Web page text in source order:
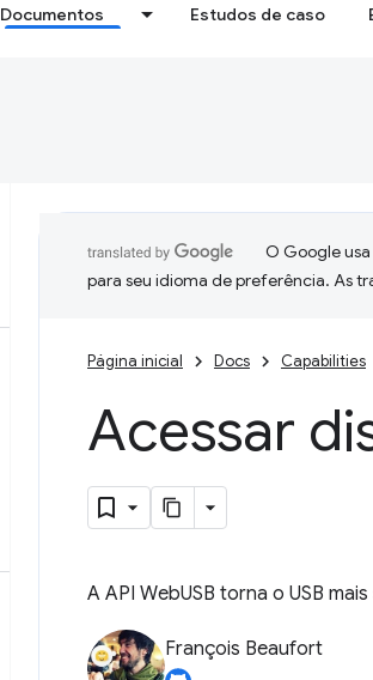
Documentos Estudos de caso
O Google
para seu idioma de preferência. As
Página inicial Docs Capabilities
Acessar
A API WebUSB torna o USB
François Beaufort